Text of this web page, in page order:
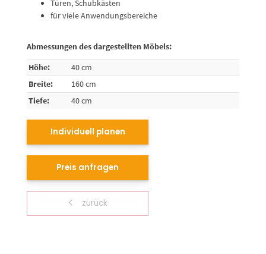
Türen, Schubkästen
für viele Anwendungsbereiche
Abmessungen des dargestellten Möbels:
Höhe:
40 cm
Breite:
160 cm
Tiefe:
40 cm
Individuell planen
Preis anfragen
zurück